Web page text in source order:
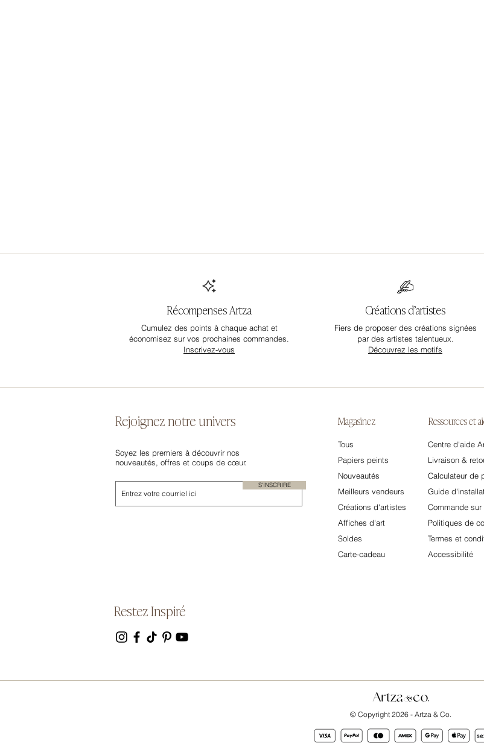
Récompenses Artza
Cumulez des points à chaque achat et
économisez sur vos prochaines commandes.
Inscrivez-vous
Créations d’artistes
Fiers de proposer des créations signées
par des artistes talentueux.
Découvrez les motifs
Rejoignez notre univers
Soyez les premiers à découvrir nos
nouveautés, offres et coups de cœur.
S'INSCRIRE
Magasinez
Tous
Papiers peints
Nouveautés
Meilleurs vendeurs
Créations d'artistes
Affiches d'art
Soldes
Carte-cadeau
Ressources et
Centre d'aide
Livraison &
Calculateur de
Guide
Commande sur
Politiques de
Termes et
​Accessibilité
Restez Inspiré
© Copyright 2026 - Artza & Co.